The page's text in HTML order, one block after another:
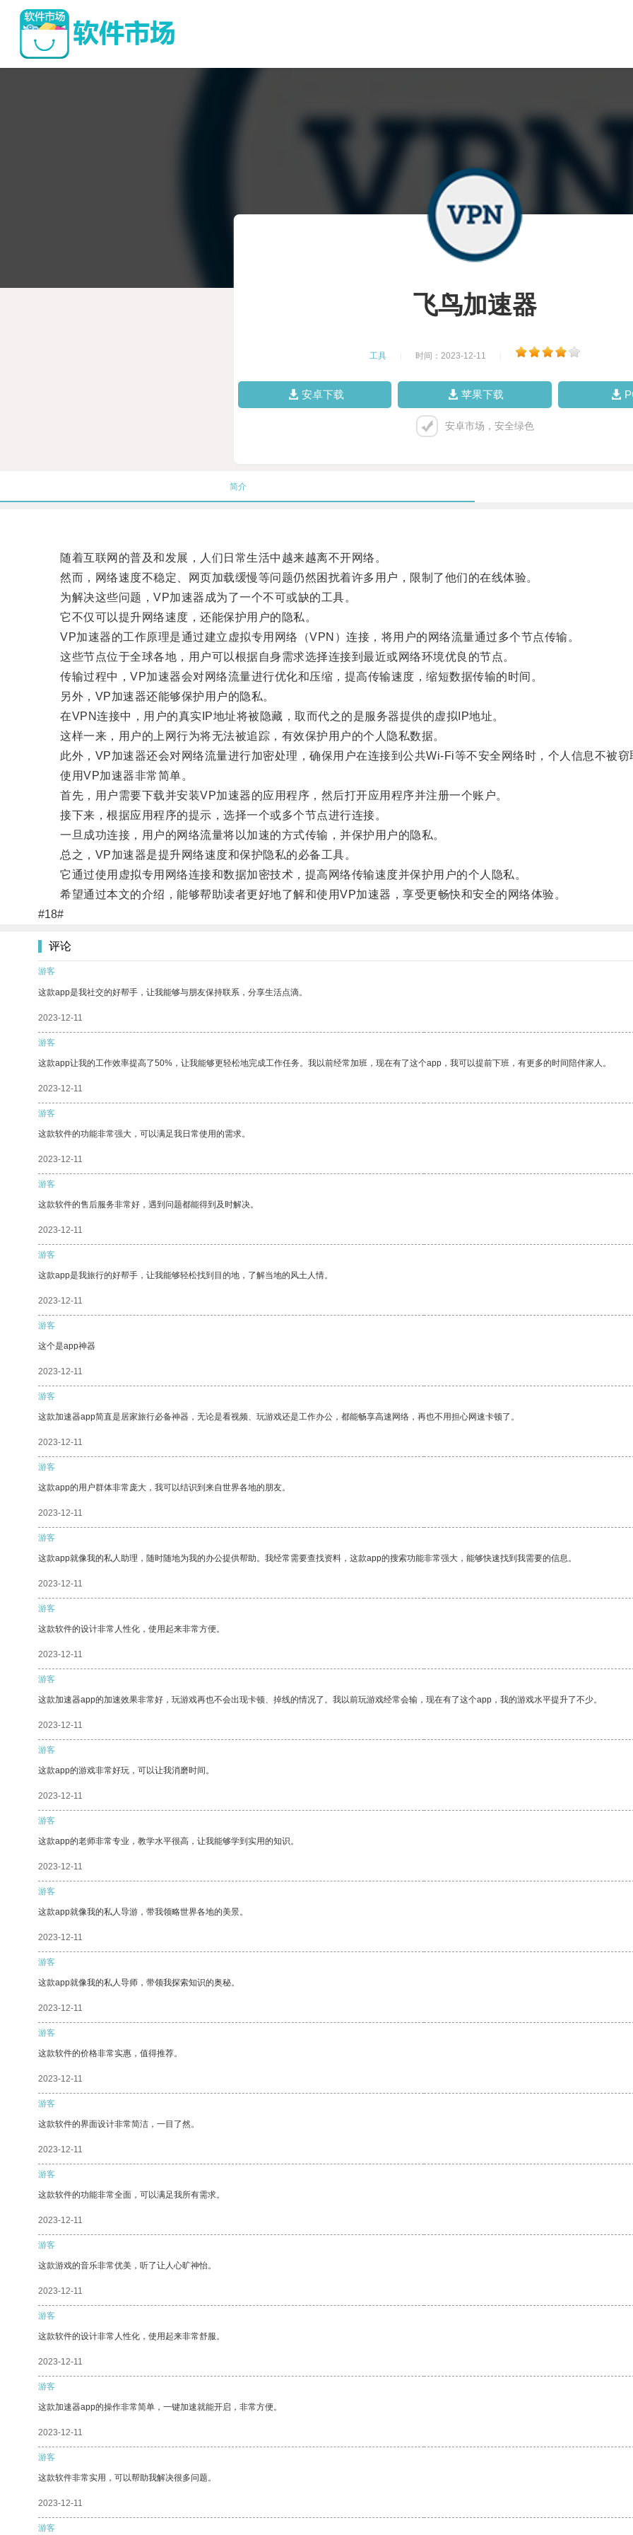
飞鸟加速器
工具 时间：2023-12-11
安卓下载 苹果下载
安卓市场，安全绿色
简介
随着互联网的普及和发展，人们日常生活中越来越离不开网络。
然而，网络速度不稳定、网页加载缓慢等问题仍然困扰着许多用户，限制了他们的在线体验。
为解决这些问题，VP加速器成为了一个不可或缺的工具。
它不仅可以提升网络速度，还能保护用户的隐私。
VP加速器的工作原理是通过建立虚拟专用网络（VPN）连接，将用户的网络流量通过多个节点传输。
这些节点位于全球各地，用户可以根据自身需求选择连接到最近或网络环境优良的节点。
传输过程中，VP加速器会对网络流量进行优化和压缩，提高传输速度，缩短数据传输的时间。
另外，VP加速器还能够保护用户的隐私。
在VPN连接中，用户的真实IP地址将被隐藏，取而代之的是服务器提供的虚拟IP地址。
这样一来，用户的上网行为将无法被追踪，有效保护用户的个人隐私数据。
此外，VP加速器还会对网络流量进行加密处理，确保用户在连接到公共Wi-Fi等不安全网络时，个人信息不被窃
使用VP加速器非常简单。
首先，用户需要下载并安装VP加速器的应用程序，然后打开应用程序并注册一个账户。
接下来，根据应用程序的提示，选择一个或多个节点进行连接。
一旦成功连接，用户的网络流量将以加速的方式传输，并保护用户的隐私。
总之，VP加速器是提升网络速度和保护隐私的必备工具。
它通过使用虚拟专用网络连接和数据加密技术，提高网络传输速度并保护用户的个人隐私。
希望通过本文的介绍，能够帮助读者更好地了解和使用VP加速器，享受更畅快和安全的网络体验。
#18#
评论
游客
这款app是我社交的好帮手，让我能够与朋友保持联系，分享生活点滴。
2023-12-11
游客
这款app让我的工作效率提高了50%，让我能够更轻松地完成工作任务。我以前经常加班，现在有了这个app，我可以提前下班，有更多的时间陪伴家人。
2023-12-11
游客
这款软件的功能非常强大，可以满足我日常使用的需求。
2023-12-11
游客
这款软件的售后服务非常好，遇到问题都能得到及时解决。
2023-12-11
游客
这款app是我旅行的好帮手，让我能够轻松找到目的地，了解当地的风土人情。
2023-12-11
游客
这个是app神器
2023-12-11
游客
这款加速器app简直是居家旅行必备神器，无论是看视频、玩游戏还是工作办公，都能畅享高速网络，再也不用担心网速卡顿了。
2023-12-11
游客
这款app的用户群体非常庞大，我可以结识到来自世界各地的朋友。
2023-12-11
游客
这款app就像我的私人助理，随时随地为我的办公提供帮助。我经常需要查找资料，这款app的搜索功能非常强大，能够快速找到我需要的信息。
2023-12-11
游客
这款软件的设计非常人性化，使用起来非常方便。
2023-12-11
游客
这款加速器app的加速效果非常好，玩游戏再也不会出现卡顿、掉线的情况了。我以前玩游戏经常会输，现在有了这个app，我的游戏水平提升了不少。
2023-12-11
游客
这款app的游戏非常好玩，可以让我消磨时间。
2023-12-11
游客
这款app的老师非常专业，教学水平很高，让我能够学到实用的知识。
2023-12-11
游客
这款app就像我的私人导游，带我领略世界各地的美景。
2023-12-11
游客
这款app就像我的私人导师，带领我探索知识的奥秘。
2023-12-11
游客
这款软件的价格非常实惠，值得推荐。
2023-12-11
游客
这款软件的界面设计非常简洁，一目了然。
2023-12-11
游客
这款软件的功能非常全面，可以满足我所有需求。
2023-12-11
游客
这款游戏的音乐非常优美，听了让人心旷神怡。
2023-12-11
游客
这款软件的设计非常人性化，使用起来非常舒服。
2023-12-11
游客
这款加速器app的操作非常简单，一键加速就能开启，非常方便。
2023-12-11
游客
这款软件非常实用，可以帮助我解决很多问题。
2023-12-11
游客